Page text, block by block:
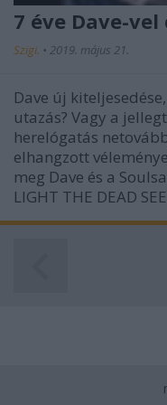
7 éve Dave-
Szigi. • 2019. május 21.
Dave új
utazás? Vagy a
herelógatás
elhangzott
meg Dave és a
LIGHT THE DEAD